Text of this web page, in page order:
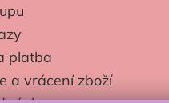
platba
a vrácení zboží